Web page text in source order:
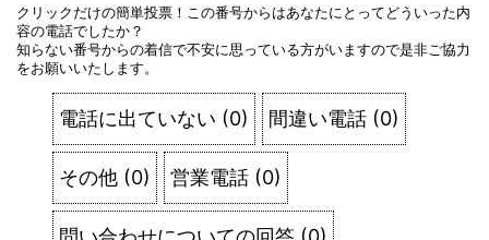
クリックだけの簡単投票！この番号からはあなたにとってどういった内
容の電話でしたか？
知らない番号からの着信で不安に思っている方がいますので是非ご協力
をお願いいたします。
電話に出ていない (0) 間違い電話 (0)
その他 (0) 営業電話 (0)